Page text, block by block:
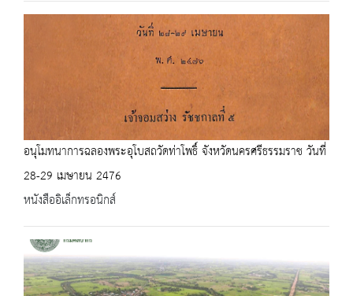
อนุโมทนาการฉลองพระอุโบสถวัดท่าโพธิ์ จังหวัดนครศรีธรรมราช วันที่
28-29 เมษายน 2476
หนังสืออิเล็กทรอนิกส์